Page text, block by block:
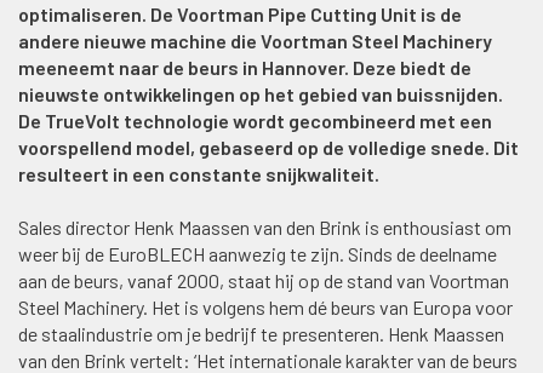
optimaliseren. De Voortman Pipe Cutting Unit is de
andere nieuwe machine die Voortman Steel Machinery
meeneemt naar de beurs in Hannover. Deze biedt de
nieuwste ontwikkelingen op het gebied van buissnijden.
De TrueVolt technologie wordt gecombineerd met een
voorspellend model, gebaseerd op de volledige snede. Dit
resulteert in een constante snijkwaliteit.
Sales director Henk Maassen van den Brink is enthousiast om
weer bij de EuroBLECH aanwezig te zijn. Sinds de deelname
aan de beurs, vanaf 2000, staat hij op de stand van Voortman
Steel Machinery. Het is volgens hem dé beurs van Europa voor
de staalindustrie om je bedrijf te presenteren. Henk Maassen
van den Brink vertelt: ‘Het internationale karakter van de beurs